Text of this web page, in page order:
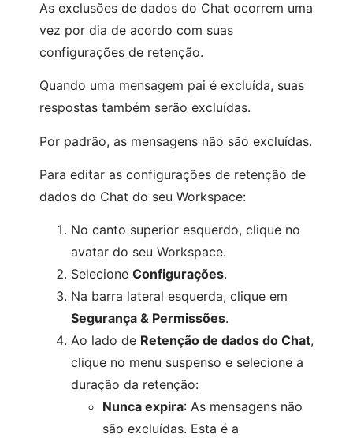
As exclusões de dados do Chat ocorrem uma
vez por dia de acordo com suas
configurações de retenção.
Quando uma mensagem pai é excluída, suas
respostas também serão excluídas.
Por padrão, as mensagens não são excluídas.
Para editar as configurações de retenção de
dados do Chat do seu Workspace:
No canto superior esquerdo, clique no
avatar do seu Workspace.
Selecione Configurações.
Na barra lateral esquerda, clique em
Segurança & Permissões.
Ao lado de Retenção de dados do Chat,
clique no menu suspenso e selecione a
duração da retenção:
Nunca expira: As mensagens não
são excluídas. Esta é a